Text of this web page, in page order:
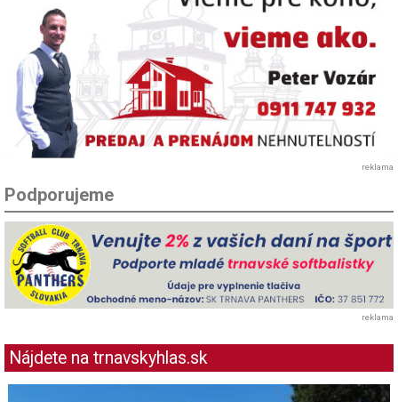
reklama
Podporujeme
reklama
Nájdete na trnavskyhlas.sk